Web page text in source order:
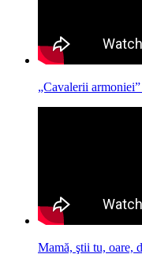
„Cavalerii
Mamă, ştii tu, oare,